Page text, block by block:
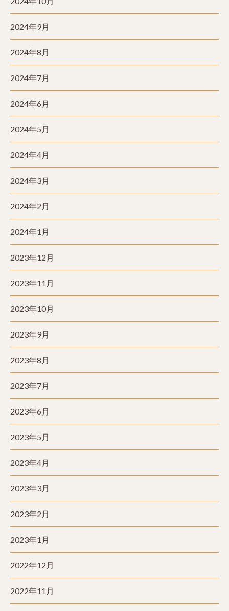
2024年9月
2024年8月
2024年7月
2024年6月
2024年5月
2024年4月
2024年3月
2024年2月
2024年1月
2023年12月
2023年11月
2023年10月
2023年9月
2023年8月
2023年7月
2023年6月
2023年5月
2023年4月
2023年3月
2023年2月
2023年1月
2022年12月
2022年11月